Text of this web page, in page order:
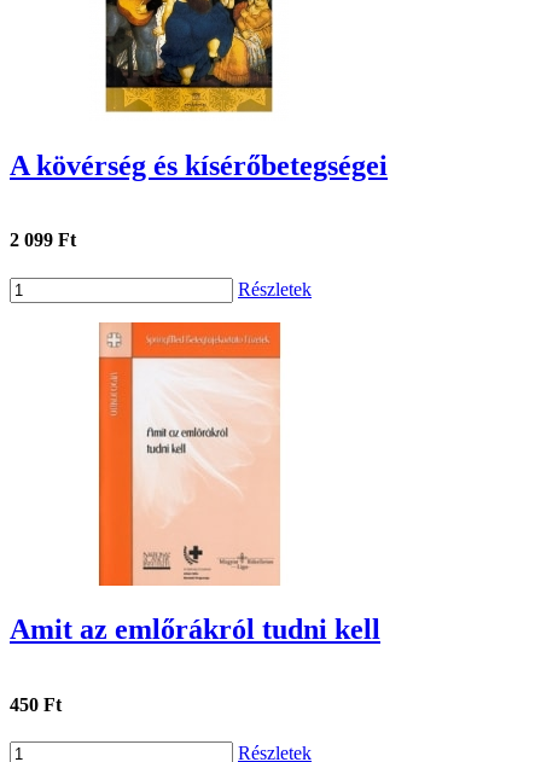
A kövérség és kísérőbetegségei
2 099 Ft
Részletek
Amit az emlőrákról tudni kell
450 Ft
Részletek